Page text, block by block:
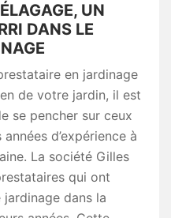
UN
DANS LE
en jardinage
de votre jardin, il est
se pencher sur ceux
d’expérience à
La société Gilles
qui ont
dans la